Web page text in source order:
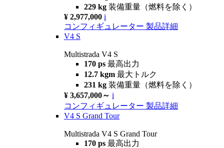
229 kg 装備重量（燃料を除く）
¥ 2,977,000 i
コンフィギュレーター 製品詳細
V4 S
Multistrada V4 S
170 ps 最高出力
12.7 kgm 最大トルク
231 kg 装備重量（燃料を除く）
¥ 3,657,000～ i
コンフィギュレーター 製品詳細
V4 S Grand Tour
Multistrada V4 S Grand Tour
170 ps 最高出力